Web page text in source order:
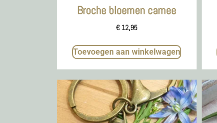
Broche bloemen camee
€ 12,95
Toevoegen aan winkelwagen